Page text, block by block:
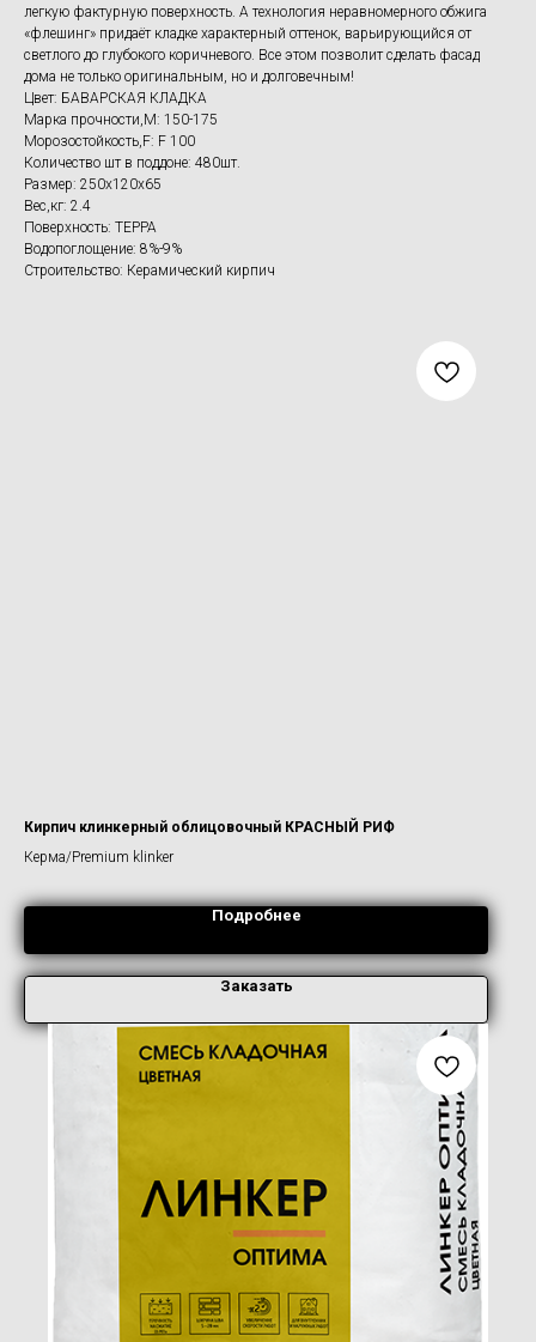
легкую фактурную поверхность. А технология неравномерного обжига
«флешинг» придаёт кладке характерный оттенок, варьирующийся от
светлого до глубокого коричневого. Все этом позволит сделать фасад
дома не только оригинальным, но и долговечным!
Цвет: БАВАРСКАЯ КЛАДКА
Марка прочности,M: 150-175
Морозостойкость,F: F 100
Количество шт в поддоне: 480шт.
Размер: 250x120x65
Вес,кг: 2.4
Поверхность: ТЕРРА
Водопоглощение: 8%-9%
Строительство: Керамический кирпич
Кирпич клинкерный облицовочный КРАСНЫЙ РИФ
Керма/Premium klinker
Подробнее
Заказать